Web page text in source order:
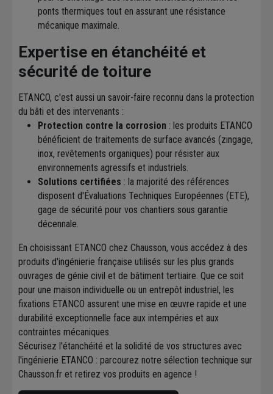
ponts thermiques tout en assurant une résistance
mécanique maximale.
Expertise en étanchéité et
sécurité de toiture
ETANCO, c'est aussi un savoir-faire reconnu dans la protection
du bâti et des intervenants :
Protection contre la corrosion : les produits ETANCO
bénéficient de traitements de surface avancés (zingage,
inox, revêtements organiques) pour résister aux
environnements agressifs et industriels.
Solutions certifiées : la majorité des références
disposent d'Évaluations Techniques Européennes (ETE),
gage de sécurité pour vos chantiers sous garantie
décennale.
En choisissant ETANCO chez Chausson, vous accédez à des
produits d'ingénierie française utilisés sur les plus grands
ouvrages de génie civil et de bâtiment tertiaire. Que ce soit
pour une maison individuelle ou un entrepôt industriel, les
fixations ETANCO assurent une mise en œuvre rapide et une
durabilité exceptionnelle face aux intempéries et aux
contraintes mécaniques.
Sécurisez l'étanchéité et la solidité de vos structures avec
l'ingénierie ETANCO : parcourez notre sélection technique sur
Chausson.fr et retirez vos produits en agence !